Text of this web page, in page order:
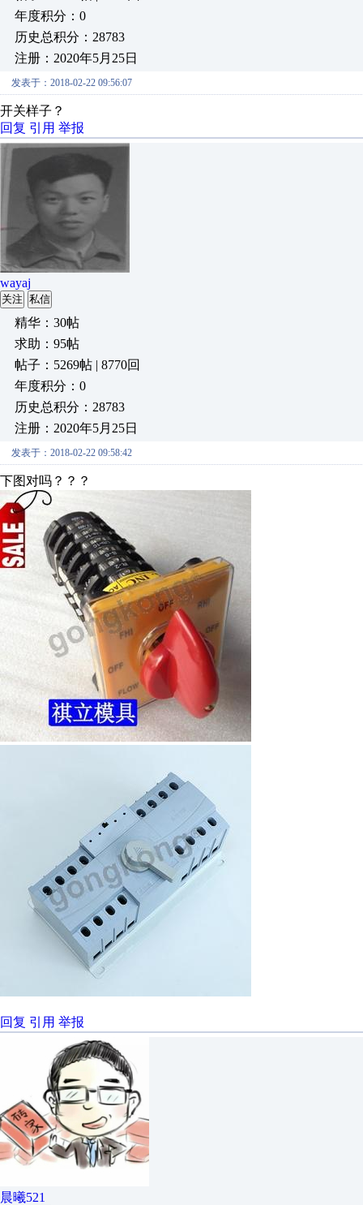
年度积分：0
历史总积分：28783
注册：2020年5月25日
发表于：2018-02-22 09:56:07
开关样子？
回复 引用 举报
wayaj
关注 私信
精华：30帖
求助：95帖
帖子：5269帖 | 8770回
年度积分：0
历史总积分：28783
注册：2020年5月25日
发表于：2018-02-22 09:58:42
下图对吗？？？
回复 引用 举报
晨曦521